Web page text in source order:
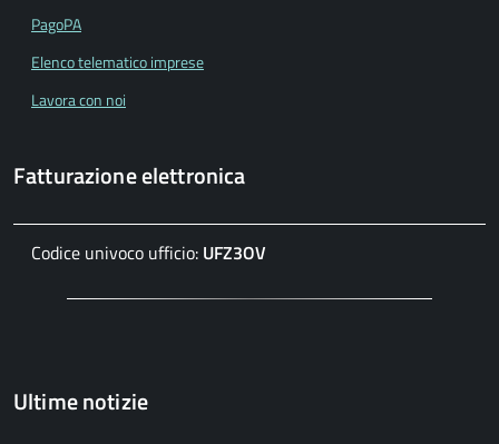
PagoPA
Elenco telematico imprese
Lavora con noi
Fatturazione elettronica
Codice univoco ufficio: UFZ3OV
Ultime notizie